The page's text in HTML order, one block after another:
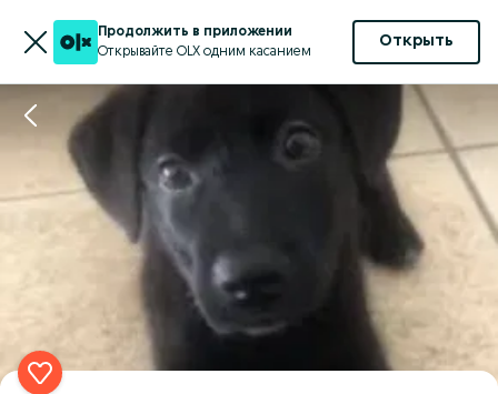
Продолжить в приложении
Открывайте OLX одним касанием
Открыть